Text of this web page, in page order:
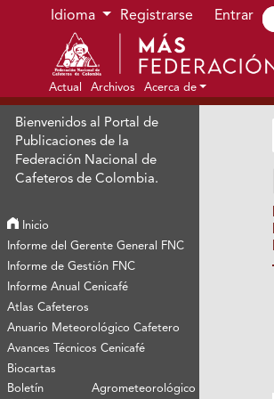
Ir al menú de navegación principal
Ir al contenido principal
Ir al pie de página del sitio
Idioma Registrarse Entrar
Actual Archivos Acerca de
Bienvenidos al Portal de
Publicaciones de la
Federación Nacional de
Cafeteros de Colombia.
Inicio
Informe del Gerente General FNC
Informe de Gestión FNC
Informe Anual Cenicafé
Atlas Cafeteros
Anuario Meteorológico Cafetero
Avances Técnicos Cenicafé
Biocartas
Boletín Agrometeorológico